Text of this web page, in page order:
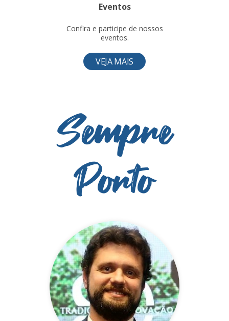
Eventos
Confira e participe de nossos
eventos.
VEJA MAIS
Sempre
Porto